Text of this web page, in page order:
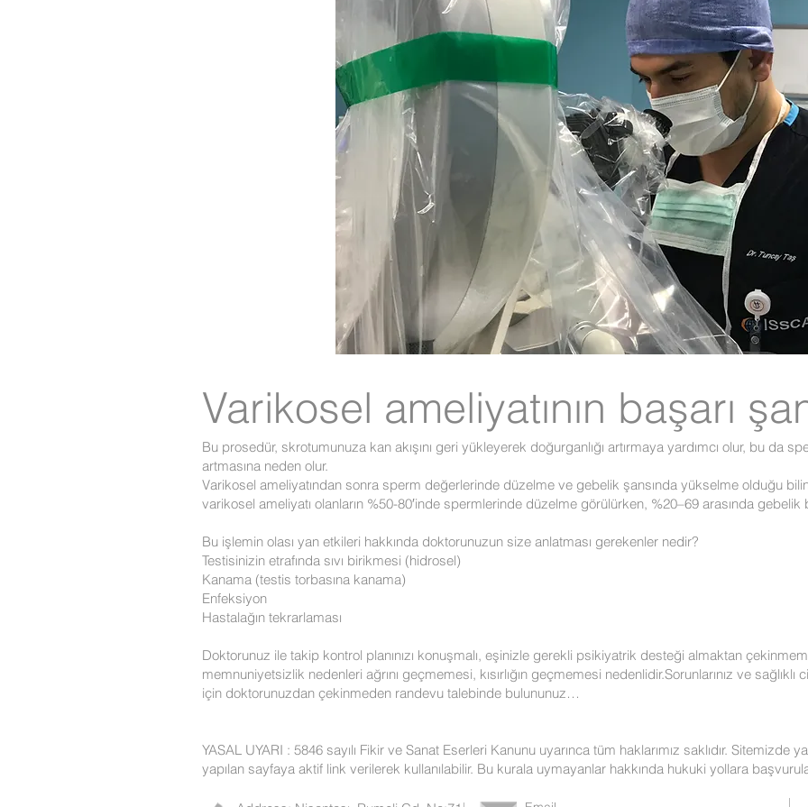
Varikosel ameliyatının başarı
Bu prosedür, skrotumunuza kan akışını geri yükleyerek doğurganlığı artırmaya yardımcı olur, bu da
artmasına neden olur.
Varikosel ameliyatından sonra sperm değerlerinde düzelme ve gebelik şansında yükselme olduğu
varikosel ameliyatı olanların %50-80′inde spermlerinde düzelme görülürken, %20–69 arasında gebelik
Bu işlemin olası yan etkileri hakkında doktorunuzun size anlatması gerekenler nedir?
Testisinizin etrafında sıvı birikmesi (hidrosel)
Kanama (testis torbasına kanama)
Enfeksiyon
Hastalağın tekrarlaması
Doktorunuz ile takip kontrol planınızı konuşmalı, eşinizle gerekli psikiyatrik desteği almaktan
memnuniyetsizlik nedenleri ağrını geçmemesi, kısırlığın geçmemesi nedenlidir.Sorunlarınız ve sağlıklı
için doktorunuzdan çekinmeden randevu talebinde bulununuz…
YASAL UYARI : 5846 sayılı Fikir ve Sanat Eserleri Kanunu uyarınca tüm haklarımız saklıdır. Sitemizde
yapılan sayfaya aktif link verilerek kullanılabilir. Bu kurala uymayanlar hakkında hukuki yollara